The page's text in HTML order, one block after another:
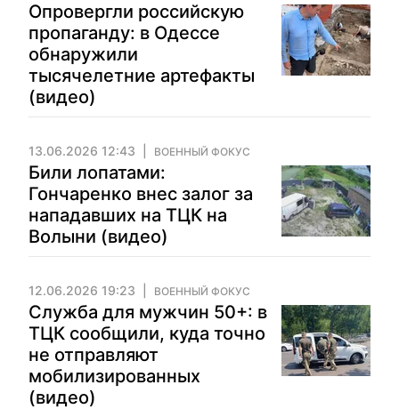
Опровергли российскую
пропаганду: в Одессе
обнаружили
тысячелетние артефакты
(видео)
13.06.2026 12:43 ВОЕННЫЙ ФОКУС
Били лопатами:
Гончаренко внес залог за
нападавших на ТЦК на
Волыни (видео)
12.06.2026 19:23 ВОЕННЫЙ ФОКУС
Служба для мужчин 50+: в
ТЦК сообщили, куда точно
не отправляют
мобилизированных
(видео)